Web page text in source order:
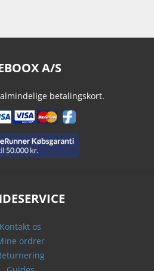
A/S
betalingskort.
Kontakt os
ordrer